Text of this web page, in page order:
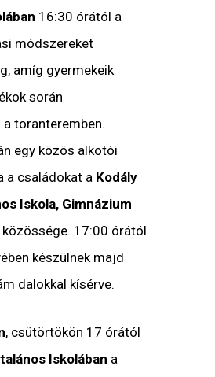
16:30 órától a
módszereket
amíg gyermekeik
során
a toranteremben.
egy közös alkotói
a családokat a Kodály
Iskola, Gimnázium
17:00 órától
készülnek majd
dalokkal kísérve.
, csütörtökön 17 órától
Iskolában a